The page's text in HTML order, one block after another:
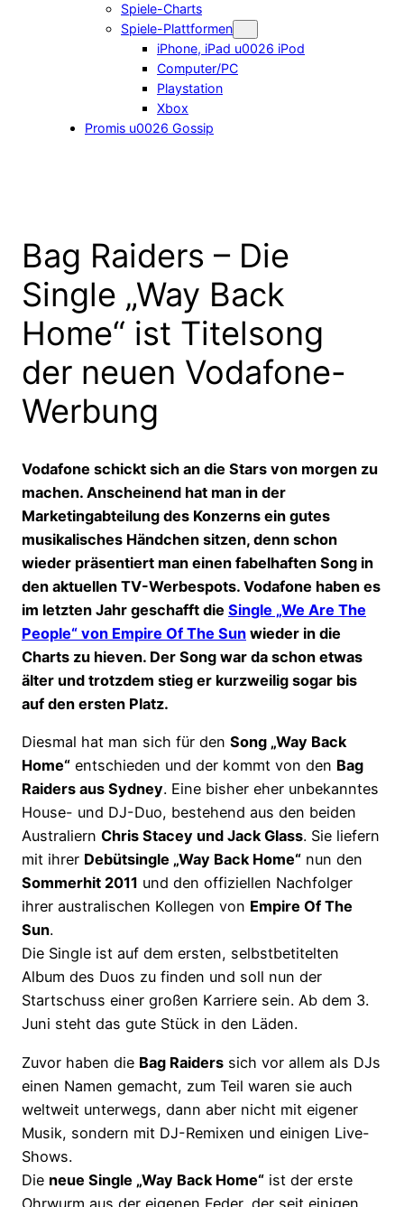
Spiele-Charts
Spiele-Plattformen
iPhone, iPad u0026 iPod
Computer/PC
Playstation
Xbox
Promis u0026 Gossip
Bag Raiders – Die
Single „Way Back
Home“ ist Titelsong
der neuen Vodafone-
Werbung
Vodafone schickt sich an die Stars von morgen zu
machen. Anscheinend hat man in der
Marketingabteilung des Konzerns ein gutes
musikalisches Händchen sitzen, denn schon
wieder präsentiert man einen fabelhaften Song in
den aktuellen TV-Werbespots. Vodafone haben es
im letzten Jahr geschafft die Single „We Are The
People“ von Empire Of The Sun wieder in die
Charts zu hieven. Der Song war da schon etwas
älter und trotzdem stieg er kurzweilig sogar bis
auf den ersten Platz.
Diesmal hat man sich für den Song „Way Back
Home“ entschieden und der kommt von den Bag
Raiders aus Sydney. Eine bisher eher unbekanntes
House- und DJ-Duo, bestehend aus den beiden
Australiern Chris Stacey und Jack Glass. Sie liefern
mit ihrer Debütsingle „Way Back Home“ nun den
Sommerhit 2011 und den offiziellen Nachfolger
ihrer australischen Kollegen von Empire Of The
Sun.
Die Single ist auf dem ersten, selbstbetitelten
Album des Duos zu finden und soll nun der
Startschuss einer großen Karriere sein. Ab dem 3.
Juni steht das gute Stück in den Läden.
Zuvor haben die Bag Raiders sich vor allem als DJs
einen Namen gemacht, zum Teil waren sie auch
weltweit unterwegs, dann aber nicht mit eigener
Musik, sondern mit DJ-Remixen und einigen Live-
Shows.
Die neue Single „Way Back Home“ ist der erste
Ohrwurm aus der eigenen Feder, der seit einigen